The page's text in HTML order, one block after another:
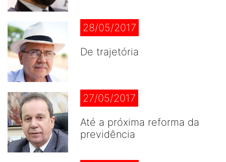
28/05/2017
De trajetória
27/05/2017
Até a próxima reforma da
previdência